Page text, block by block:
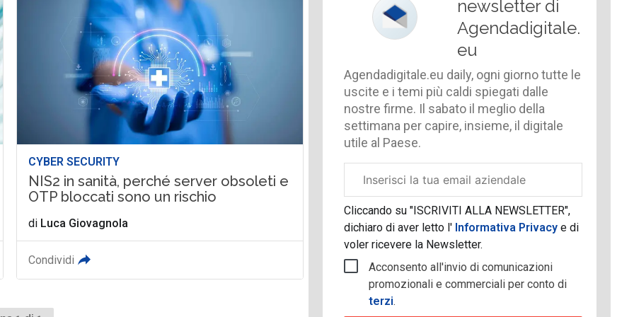
CYBER SECURITY
NIS2 in sanità, perché server obsoleti e
OTP bloccati sono un rischio
di Luca Giovagnola
Condividi
newsletter di
Agendadigitale.
eu
Agendadigitale.eu daily, ogni giorno tutte le
uscite e i temi più caldi spiegati dalle
nostre firme. Il sabato il meglio della
settimana per capire, insieme, il digitale
utile al Paese.
aziendale
Cliccando su "ISCRIVITI ALLA NEWSLETTER",
dichiaro di aver letto l' Informativa Privacye di
voler ricevere la Newsletter.
Acconsento all'invio di comunicazioni
promozionali e commerciali per conto di
terzi.